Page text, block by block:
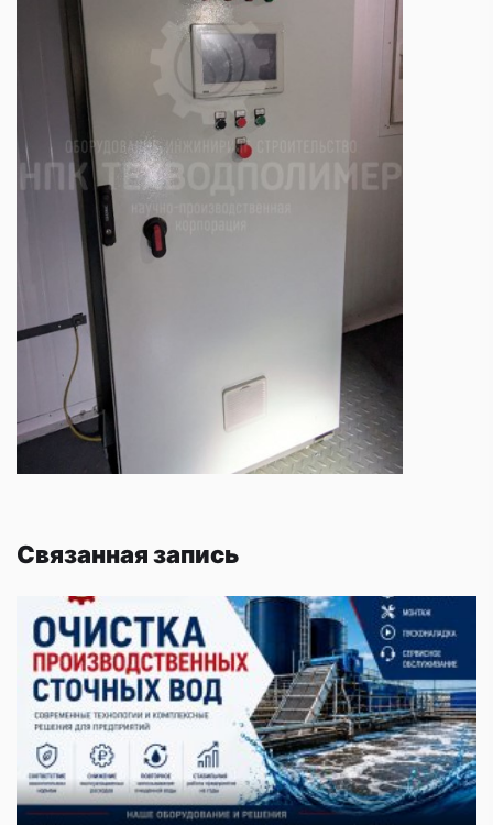
Связанная запись